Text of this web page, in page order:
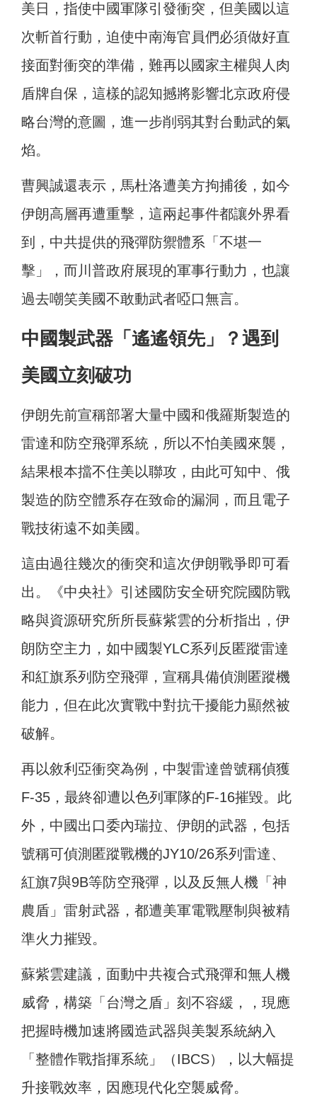
美日，指使中國軍隊引發衝突，但美國以這
次斬首行動，迫使中南海官員們必須做好直
接面對衝突的準備，難再以國家主權與人肉
盾牌自保，這樣的認知撼將影響北京政府侵
略台灣的意圖，進一步削弱其對台動武的氣
焰。
曹興誠還表示，馬杜洛遭美方拘捕後，如今
伊朗高層再遭重擊，這兩起事件都讓外界看
到，中共提供的飛彈防禦體系「不堪一
擊」，而川普政府展現的軍事行動力，也讓
過去嘲笑美國不敢動武者啞口無言。
中國製武器「遙遙領先」？遇到
美國立刻破功
伊朗先前宣稱部署大量中國和俄羅斯製造的
雷達和防空飛彈系統，所以不怕美國來襲，
結果根本擋不住美以聯攻，由此可知中、俄
製造的防空體系存在致命的漏洞，而且電子
戰技術遠不如美國。
這由過往幾次的衝突和這次伊朗戰爭即可看
出。《中央社》引述國防安全研究院國防戰
略與資源研究所所長蘇紫雲的分析指出，伊
朗防空主力，如中國製YLC系列反匿蹤雷達
和紅旗系列防空飛彈，宣稱具備偵測匿蹤機
能力，但在此次實戰中對抗干擾能力顯然被
破解。
再以敘利亞衝突為例，中製雷達曾號稱偵獲
F-35，最終卻遭以色列軍隊的F-16摧毀。此
外，中國出口委內瑞拉、伊朗的武器，包括
號稱可偵測匿蹤戰機的JY10/26系列雷達、
紅旗7與9B等防空飛彈，以及反無人機「神
農盾」雷射武器，都遭美軍電戰壓制與被精
準火力摧毀。
蘇紫雲建議，面動中共複合式飛彈和無人機
威脅，構築「台灣之盾」刻不容緩，，現應
把握時機加速將國造武器與美製系統納入
「整體作戰指揮系統」（IBCS），以大幅提
升接戰效率，因應現代化空襲威脅。